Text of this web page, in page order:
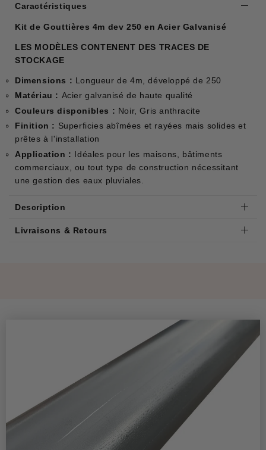
Caractéristiques
Kit de Gouttières 4m dev 250 en Acier Galvanisé
LES MODÈLES CONTENENT DES TRACES DE
STOCKAGE
Dimensions : Longueur de 4m, développé de 250
Matériau : Acier galvanisé de haute qualité
Couleurs disponibles : Noir, Gris anthracite
Finition : Superficies abîmées et rayées mais solides et
prêtes à l'installation
Application : Idéales pour les maisons, bâtiments
commerciaux, ou tout type de construction nécessitant
une gestion des eaux pluviales.
Description
Livraisons & Retours